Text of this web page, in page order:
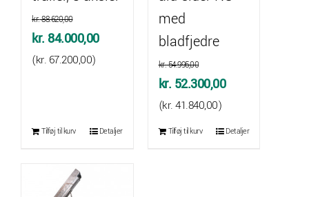
kr.88.620,00
Den
oprindelige
kr. 84.000,00Den
(kr. 67.200,00)
Tilføj til kurv Detaljer
med
bladfjedre
kr.54.995,00
Den
oprindelige
pris
kr. 52.300,00Den
pris
(kr.41.840,00)
Tilføj til kurv Detaljer